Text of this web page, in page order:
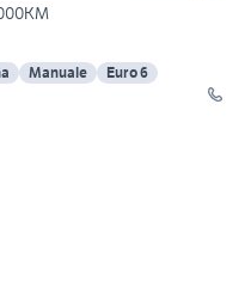
Manuale
Euro 6